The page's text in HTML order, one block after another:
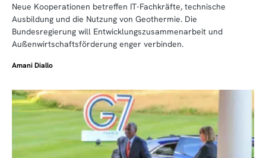
Neue Kooperationen betreffen IT-Fachkräfte, technische
Ausbildung und die Nutzung von Geothermie. Die
Bundesregierung will Entwicklungszusammenarbeit und
Außenwirtschaftsförderung enger verbinden.
Amani Diallo